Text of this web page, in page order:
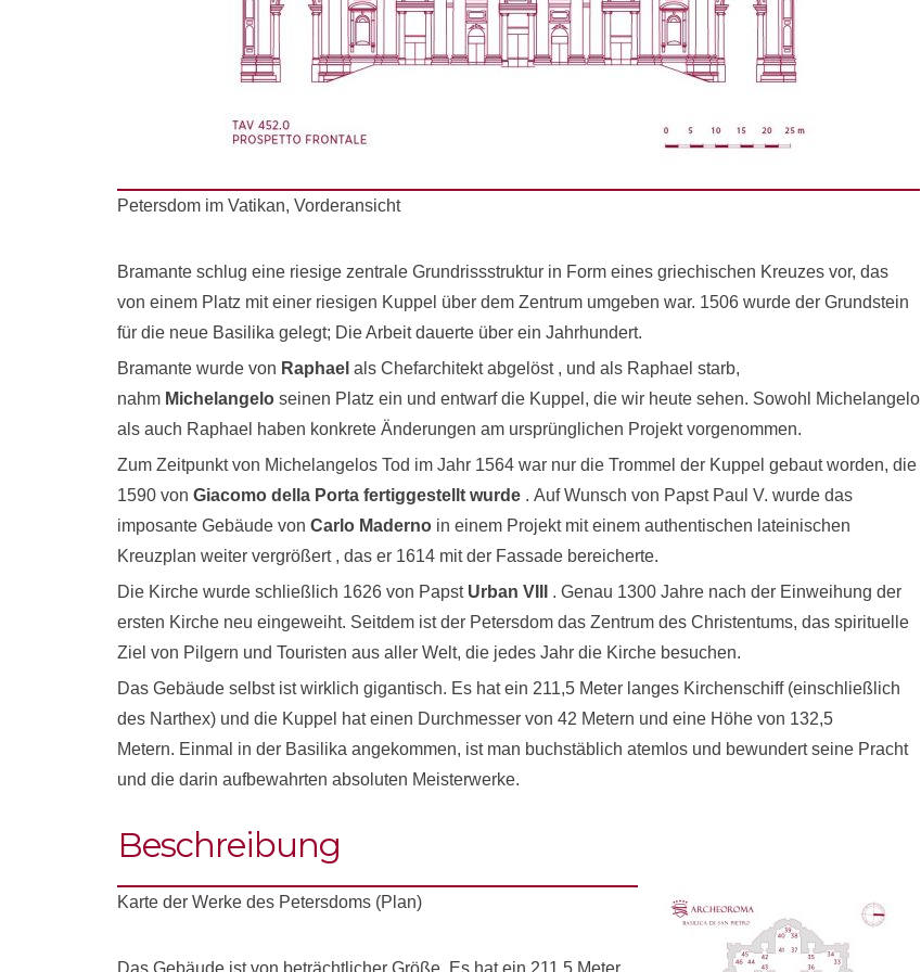
Petersdom im Vatikan, Vorderansicht
Bramante schlug eine riesige zentrale Grundrissstruktur in Form eines griechischen Kreuzes vor, das
von einem Platz mit einer riesigen Kuppel über dem Zentrum umgeben war. 1506 wurde der Grundstein
für die neue Basilika gelegt; Die Arbeit dauerte über ein Jahrhundert.
Bramante wurde von Raphael als Chefarchitekt abgelöst , und als Raphael starb,
nahm Michelangelo seinen Platz ein und entwarf die Kuppel, die wir heute sehen. Sowohl Michelangelo
als auch Raphael haben konkrete Änderungen am ursprünglichen Projekt vorgenommen.
Zum Zeitpunkt von Michelangelos Tod im Jahr 1564 war nur die Trommel der Kuppel gebaut worden, die
1590 von Giacomo della Porta fertiggestellt wurde . Auf Wunsch von Papst Paul V. wurde das
imposante Gebäude von Carlo Maderno in einem Projekt mit einem authentischen lateinischen
Kreuzplan weiter vergrößert , das er 1614 mit der Fassade bereicherte.
Die Kirche wurde schließlich 1626 von Papst Urban VIII
. Genau 1300 Jahre nach der Einweihung der
ersten Kirche neu eingeweiht. Seitdem ist der Petersdom das Zentrum des Christentums, das spirituelle
Ziel von Pilgern und Touristen aus aller Welt, die jedes Jahr die Kirche besuchen.
Das Gebäude selbst ist wirklich gigantisch. Es hat ein 211,5 Meter langes Kirchenschiff (einschließlich
des Narthex) und die Kuppel hat einen Durchmesser von 42 Metern und eine Höhe von 132,5
Metern. Einmal in der Basilika angekommen, ist man buchstäblich atemlos und bewundert seine Pracht
und die darin aufbewahrten absoluten Meisterwerke.
Beschreibung
Karte der Werke des Petersdoms (Plan)